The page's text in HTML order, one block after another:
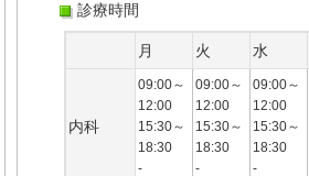
診療時間
月 火 水
内科
09:00～
12:00
15:30～
18:30
-
09:00～
12:00
15:30～
18:30
-
09:00～
12:00
15:30～
18:30
-